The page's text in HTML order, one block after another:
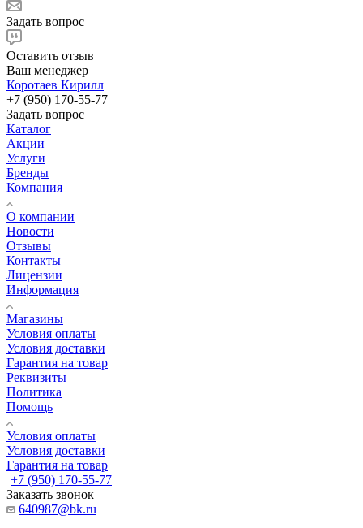
Задать вопрос
Оставить отзыв
Ваш менеджер
Коротаев Кирилл
+7 (950) 170-55-77
Задать вопрос
Каталог
Акции
Услуги
Бренды
Компания
О компании
Новости
Отзывы
Контакты
Лицензии
Информация
Магазины
Условия оплаты
Условия доставки
Гарантия на товар
Реквизиты
Политика
Помощь
Условия оплаты
Условия доставки
Гарантия на товар
+7 (950) 170-55-77
Заказать звонок
640987@bk.ru